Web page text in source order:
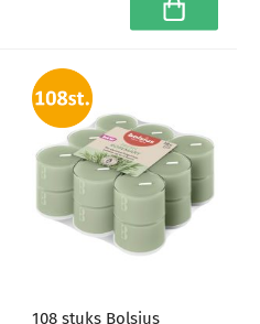
In
108 stuks Bolsius